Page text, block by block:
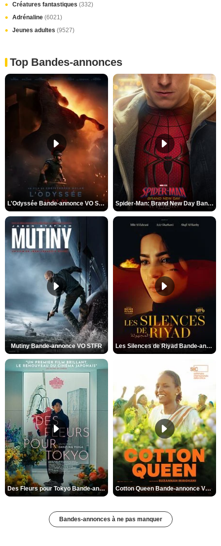
Créatures fantastiques (332)
Adrénaline (6021)
Jeunes adultes (9527)
Top Bandes-annonces
L'Odyssée Bande-annonce VO STFR Spider-Man: Brand New Day Bande-annonce VO STFR
Mutiny Bande-annonce VO STFR Les Silences de Riyad Bande-annonce VO STFR
Des Fleurs pour Tokyo Bande-annonce VO STFR Cotton Queen Bande-annonce VO STFR
Bandes-annonces à ne pas manquer